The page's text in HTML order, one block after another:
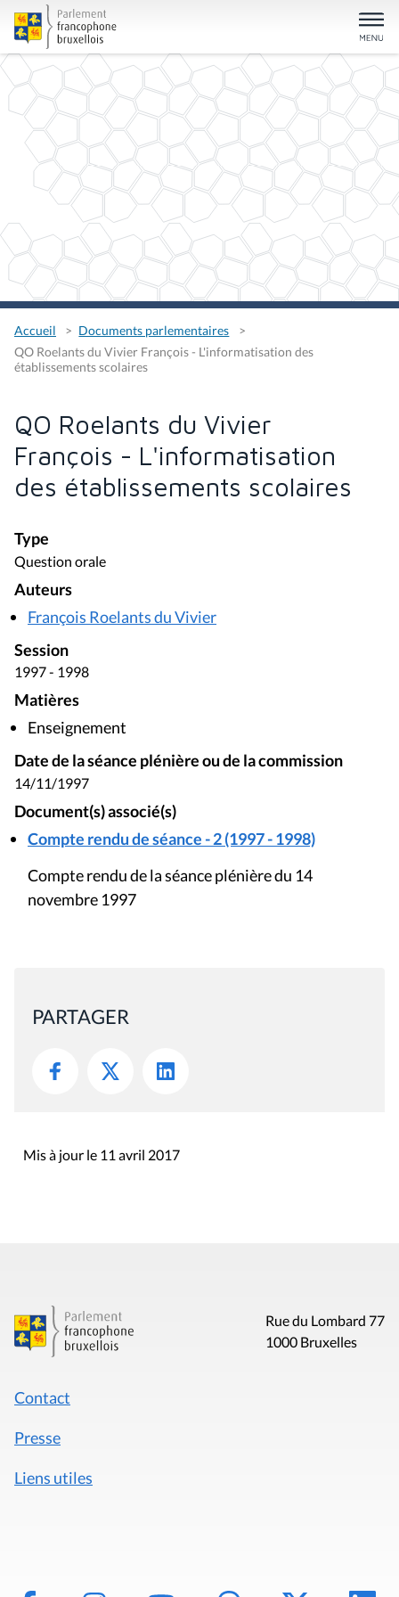
Accueil
Documents parlementaires
QO Roelants du Vivier François - L'informatisation des
établissements scolaires
QO Roelants du Vivier
François - L'informatisation
des établissements scolaires
Type
Question orale
Auteurs
François Roelants du Vivier
Session
1997 - 1998
Matières
Enseignement
Date de la séance plénière ou de la commission
14/11/1997
Document(s) associé(s)
Compte rendu de séance - 2 (1997 - 1998)
Compte rendu de la séance plénière du 14
novembre 1997
PARTAGER
Mis à jour le 11 avril 2017
Rue du Lombard 77
1000 Bruxelles
Contact
Presse
Liens utiles